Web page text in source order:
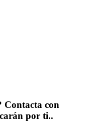
Contacta con
por ti..